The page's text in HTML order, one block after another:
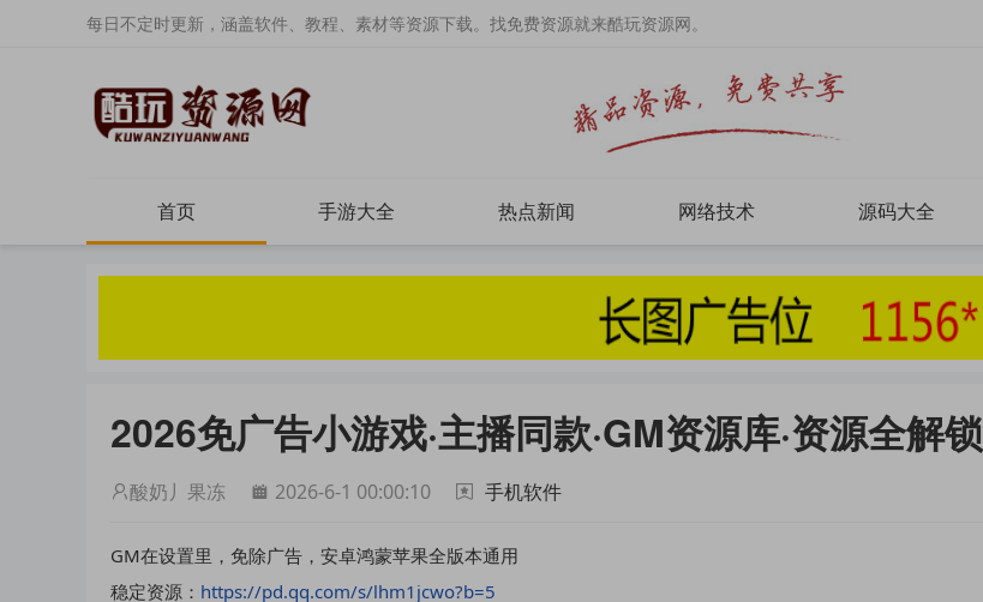
每日不定时更新，涵盖软件、教程、素材等资源下载。找免费资源就来酷玩资源网。
首页 手游大全 热点新闻 网络技术 源码大全
2026免广告小游戏·主播同款·GM资源库·资源全解锁
酸奶丿果冻 2026-6-1 00:00:10 手机软件
GM在设置里，免除广告，安卓鸿蒙苹果全版本通用
稳定资源： https://pd.qq.com/s/lhm1jcwo?b=5